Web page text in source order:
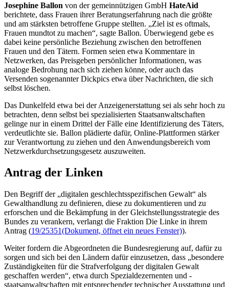
Josephine Ballon von der gemeinnützigen GmbH HateAid
berichtete, dass Frauen ihrer Beratungserfahrung nach die größte
und am stärksten betroffene Gruppe stellten. „Ziel ist es oftmals,
Frauen mundtot zu machen“, sagte Ballon. Überwiegend gebe es
dabei keine persönliche Beziehung zwischen den betroffenen
Frauen und den Tätern. Formen seien etwa Kommentare in
Netzwerken, das Preisgeben persönlicher Informationen, was
analoge Bedrohung nach sich ziehen könne, oder auch das
Versenden sogenannterDickpics etwa über Nachrichten, die sich
selbst löschen.
Das Dunkelfeld etwa bei der Anzeigenerstattung sei als sehr hoch zu
betrachten, denn selbst bei spezialisierten Staatsanwaltschaften
gelinge nur in einem Drittel der Fälle eine Identifizierung des Täters,
verdeutlichte sie. Ballon plädierte dafür, Online-Plattformen stärker
zur Verantwortung zu ziehen und den Anwendungsbereich vom
Netzwerkdurchsetzungsgesetz auszuweiten.
Antrag der Linken
Den Begriff der „digitalen geschlechtsspezifischen Gewalt“ als
Gewalthandlung zu definieren, diese zu dokumentieren und zu
erforschen und die Bekämpfung in der Gleichstellungsstrategie des
Bundes zu verankern, verlangt die Fraktion Die Linke in ihrem
Antrag (19/25351(Dokument, öffnet ein neues Fenster)).
Weiter fordern die Abgeordneten die Bundesregierung auf, dafür zu
sorgen und sich bei den Ländern dafür einzusetzen, dass „besondere
Zuständigkeiten für die Strafverfolgung der digitalen Gewalt
geschaffen werden“, etwa durch Spezialdezernenten und -
staatsanwaltschaften mit entsprechender technischer Ausstattung und